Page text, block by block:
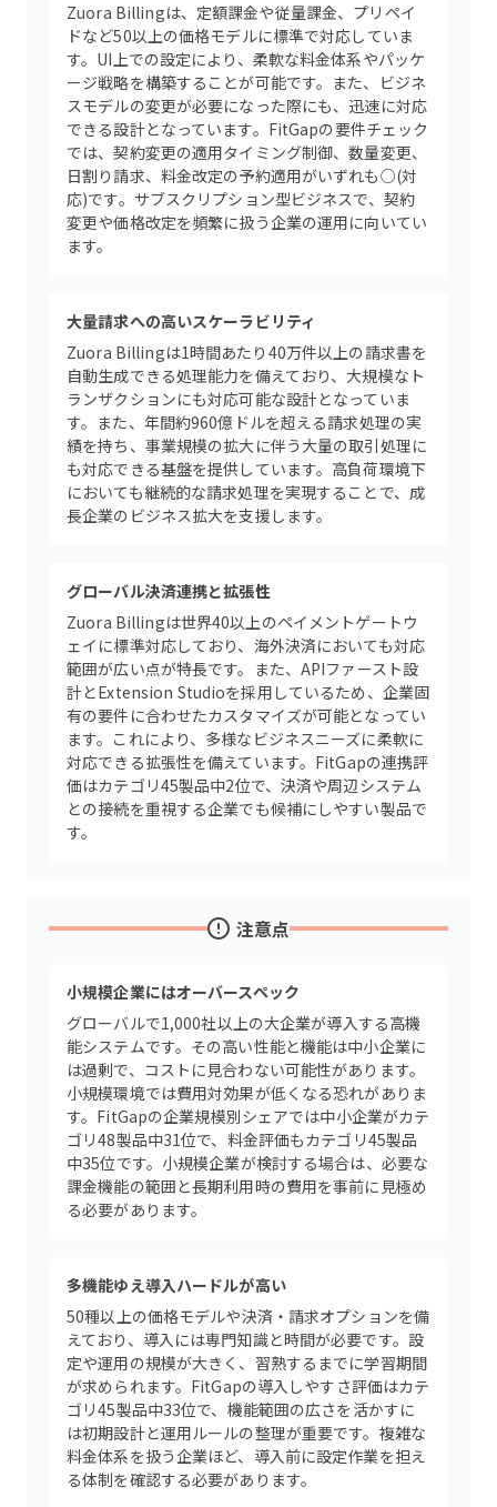
Zuora Billingは、定額課金や従量課金、プリペイ
ドなど50以上の価格モデルに標準で対応していま
す。UI上での設定により、柔軟な料金体系やパッケ
ージ戦略を構築することが可能です。また、ビジネ
スモデルの変更が必要になった際にも、迅速に対応
できる設計となっています。FitGapの要件チェック
では、契約変更の適用タイミング制御、数量変更、
日割り請求、料金改定の予約適用がいずれも○(対
応)です。サブスクリプション型ビジネスで、契約
変更や価格改定を頻繁に扱う企業の運用に向いてい
ます。
大量請求への高いスケーラビリティ
Zuora Billingは1時間あたり40万件以上の請求書を
自動生成できる処理能力を備えており、大規模なト
ランザクションにも対応可能な設計となっていま
す。また、年間約960億ドルを超える請求処理の実
績を持ち、事業規模の拡大に伴う大量の取引処理に
も対応できる基盤を提供しています。高負荷環境下
においても継続的な請求処理を実現することで、成
長企業のビジネス拡大を支援します。
グローバル決済連携と拡張性
Zuora Billingは世界40以上のペイメントゲートウ
ェイに標準対応しており、海外決済においても対応
範囲が広い点が特長です。また、APIファースト設
計とExtension Studioを採用しているため、企業固
有の要件に合わせたカスタマイズが可能となってい
ます。これにより、多様なビジネスニーズに柔軟に
対応できる拡張性を備えています。FitGapの連携評
価はカテゴリ45製品中2位で、決済や周辺システム
との接続を重視する企業でも候補にしやすい製品で
す。
注意点
小規模企業にはオーバースペック
グローバルで1,000社以上の大企業が導入する高機
能システムです。その高い性能と機能は中小企業に
は過剰で、コストに見合わない可能性があります。
小規模環境では費用対効果が低くなる恐れがありま
す。FitGapの企業規模別シェアでは中小企業がカテ
ゴリ48製品中31位で、料金評価もカテゴリ45製品
中35位です。小規模企業が検討する場合は、必要な
課金機能の範囲と長期利用時の費用を事前に見極め
る必要があります。
多機能ゆえ導入ハードルが高い
50種以上の価格モデルや決済・請求オプションを備
えており、導入には専門知識と時間が必要です。設
定や運用の規模が大きく、習熟するまでに学習期間
が求められます。FitGapの導入しやすさ評価はカテ
ゴリ45製品中33位で、機能範囲の広さを活かすに
は初期設計と運用ルールの整理が重要です。複雑な
料金体系を扱う企業ほど、導入前に設定作業を担え
る体制を確認する必要があります。